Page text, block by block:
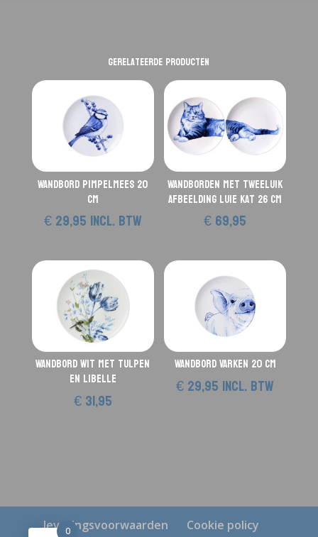
Gerelateerde producten
Wandbord Pimpelmees 20
cm
€29,95incl. btw
Wandborden met tweeluik
afbeelding luie kat 26 cm
€69,95
Wandbord wit met tulpen
en Libelle
€31,95
Wandbord Varken 20 cm
€29,95incl. btw
leveringsvoorwaarden
Cookie policy
0